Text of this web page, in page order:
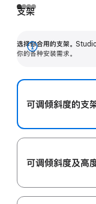
支架
选择你合用的支架。
你的各种安装需求。
展
可调倾斜度的支
可调倾斜度及高‍